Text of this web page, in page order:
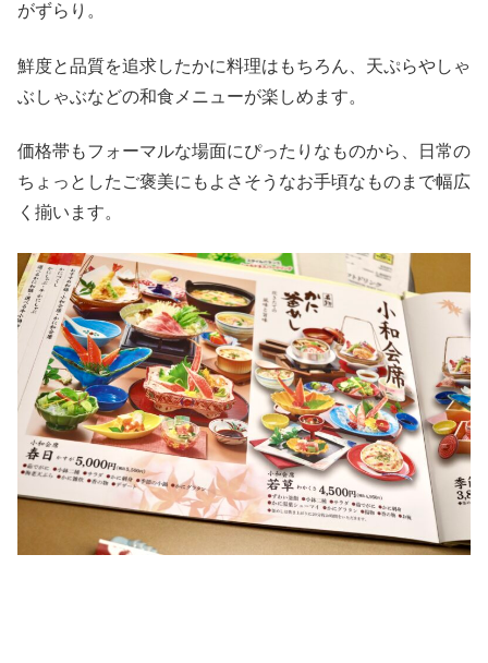
がずらり。
鮮度と品質を追求したかに料理はもちろん、天ぷらやしゃ
ぶしゃぶなどの和食メニューが楽しめます。
価格帯もフォーマルな場面にぴったりなものから、日常の
ちょっとしたご褒美にもよさそうなお手頃なものまで幅広
く揃います。